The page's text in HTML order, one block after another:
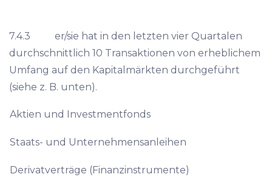
7.4.3 er/sie hat in den letzten vier Quartalen
durchschnittlich 10 Transaktionen von erheblichem
Umfang auf den Kapitalmärkten durchgeführt
(siehe z. B. unten).
Aktien und Investmentfonds
Staats- und Unternehmensanleihen
Derivatverträge (Finanzinstrumente)